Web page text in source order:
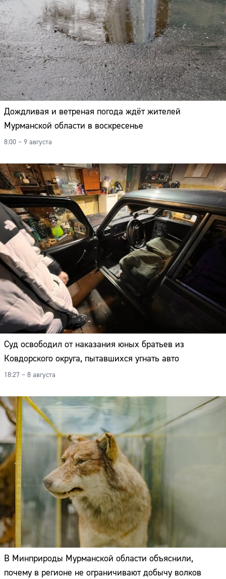
Дождливая и ветреная погода ждёт жителей
Мурманской области в воскресенье
8:00 – 9 августа
Суд освободил от наказания юных братьев из
Ковдорского округа, пытавшихся угнать авто
18:27 – 8 августа
В Минприроды Мурманской области объяснили,
почему в регионе не ограничивают добычу волков